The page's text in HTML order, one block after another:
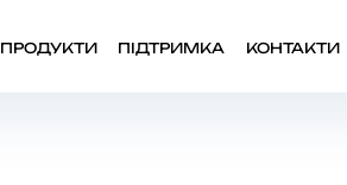
ПРОДУКТИ ПІДТРИМКА КОНТАКТИ